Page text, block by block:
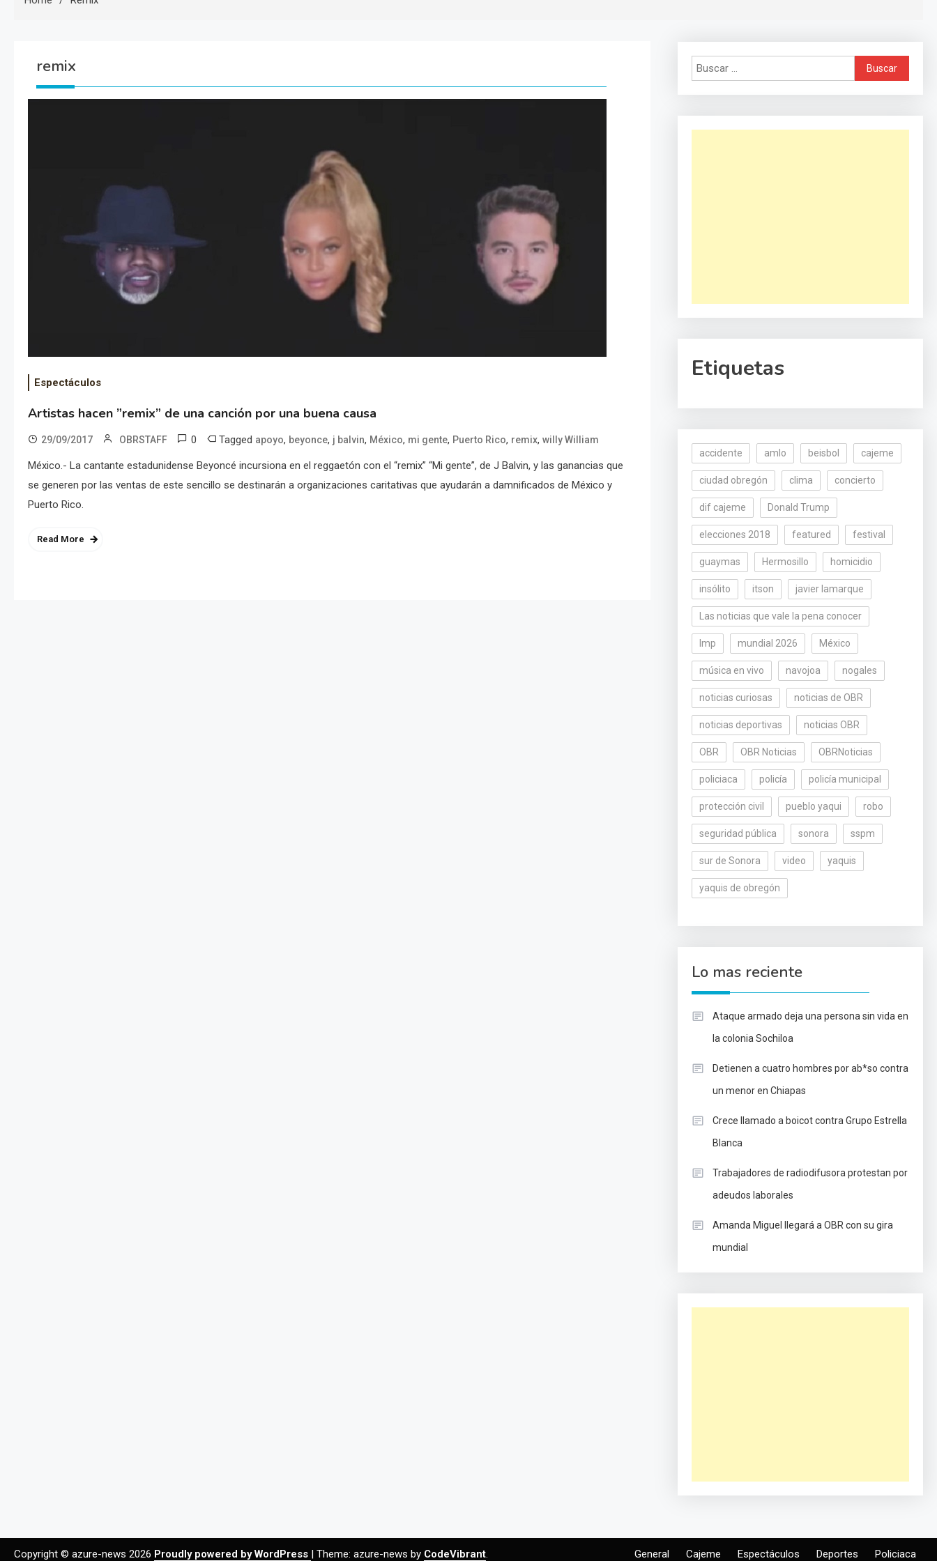
remix
Espectáculos
Artistas hacen ”remix” de una canción por una buena causa
29/09/2017 OBRSTAFF 0 Tagged apoyo, beyonce, j balvin, México, mi gente, Puerto Rico, remix, willy William
México.- La cantante estadunidense Beyoncé incursiona en el reggaetón con el “remix” “Mi gente”, de J Balvin, y las ganancias que
se generen por las ventas de este sencillo se destinarán a organizaciones caritativas que ayudarán a damnificados de México y
Puerto Rico.
Read More
Buscar:
Etiquetas
accidente amlo beisbol cajeme
ciudad obregón clima concierto
dif cajeme Donald Trump
elecciones 2018 featured festival
guaymas Hermosillo homicidio
insólito itson javier lamarque
Las noticias que vale la pena conocer
lmp mundial 2026 México
música en vivo navojoa nogales
noticias curiosas noticias de OBR
noticias deportivas noticias OBR
OBR OBR Noticias OBRNoticias
policiaca policía policía municipal
protección civil pueblo yaqui robo
seguridad pública sonora sspm
sur de Sonora video yaquis
yaquis de obregón
Lo mas reciente
Ataque armado deja una persona sin vida en
la colonia Sochiloa
Detienen a cuatro hombres por ab*so contra
un menor en Chiapas
Crece llamado a boicot contra Grupo Estrella
Blanca
Trabajadores de radiodifusora protestan por
adeudos laborales
Amanda Miguel llegará a OBR con su gira
mundial
Copyright © azure-news 2026 Proudly powered by WordPress | Theme: azure-news by CodeVibrant. General Cajeme Espectáculos Deportes Policiaca